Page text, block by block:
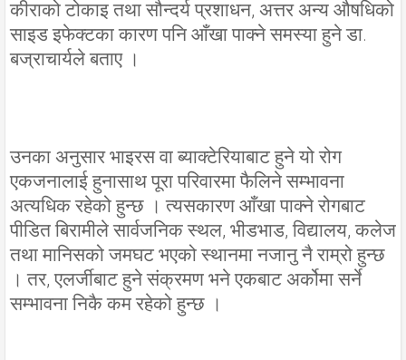
कीराको टोकाइ तथा सौन्दर्य प्रशाधन, अत्तर अन्य औषधिको
साइड इफेक्टका कारण पनि आँखा पाक्ने समस्या हुने डा.
बज्राचार्यले बताए ।
उनका अनुसार भाइरस वा ब्याक्टेरियाबाट हुने यो रोग
एकजनालाई हुनासाथ पूरा परिवारमा फैलिने सम्भावना
अत्यधिक रहेको हुन्छ । त्यसकारण आँखा पाक्ने रोगबाट
पीडित बिरामीले सार्वजनिक स्थल, भीडभाड, विद्यालय, कलेज
तथा मानिसको जमघट भएको स्थानमा नजानु नै राम्रो हुन्छ
। तर, एलर्जीबाट हुने संक्रमण भने एकबाट अर्कोमा सर्ने
सम्भावना निकै कम रहेको हुन्छ ।